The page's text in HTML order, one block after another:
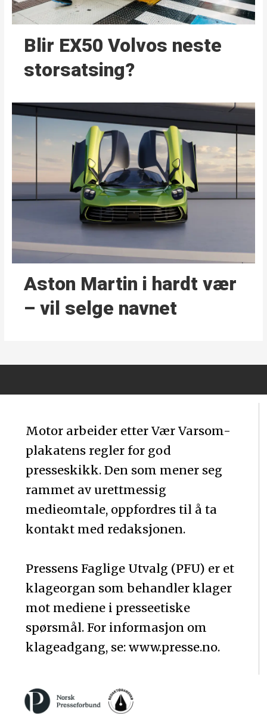
Blir EX50 Volvos neste
storsatsing?
Aston Martin i hardt vær
– vil selge navnet
Motor arbeider etter Vær Varsom-
plakatens regler for god
presseskikk. Den som mener seg
rammet av urettmessig
medieomtale, oppfordres til å ta
kontakt med redaksjonen.
Pressens Faglige Utvalg (PFU) er et
klageorgan som behandler klager
mot mediene i presseetiske
spørsmål. For informasjon om
klageadgang, se: www.presse.no.